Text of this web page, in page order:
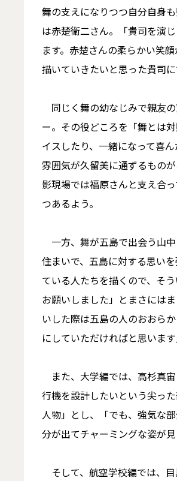
舞の支えになりつつ自分自身
は赤楚衛二さん。「貴司を演
ます。赤楚さんの柔らかい笑
描いていきたいと思った貴司
同じく舞の幼なじみで親友
ー。その役どころを「舞とは
イスしたり、一緒になって喜
雰囲気が久留美に通ずるもの
影現場では福原さんと支え合
つあるよう。
一方、舞が五島で出会う山
住まいで、五島に対する思い
ている人たちを描くので、そ
お願いしました」とまさには
いした際は五島の人のおおら
にしていただければと思います
また、大学編では、高杉真
行機を設計したいという尖っ
人物」とし、「でも、強気な
分が出てチャーミングな姿が
そして、航空学校編では、